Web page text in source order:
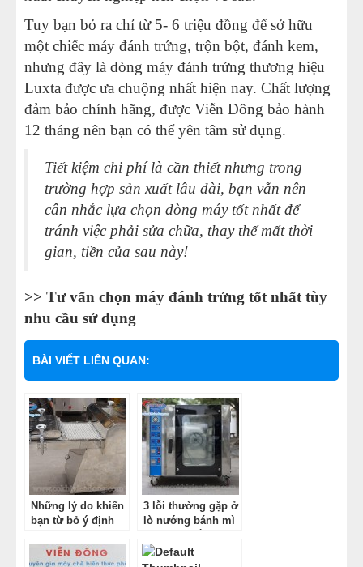
Tuy bạn bỏ ra chỉ từ 5- 6 triệu đồng để sở hữu
một chiếc máy đánh trứng, trộn bột, đánh kem,
nhưng đây là dòng máy đánh trứng thương hiệu
Luxta được ưa chuộng nhất hiện nay. Chất lượng
đảm bảo chính hãng, được Viễn Đông bảo hành
12 tháng nên bạn có thể yên tâm sử dụng.
Tiết kiệm chi phí là cần thiết nhưng trong
trường hợp sản xuất lâu dài, bạn vẫn nên
cân nhắc lựa chọn dòng máy tốt nhất để
tránh việc phải sửa chữa, thay thế mất thời
gian, tiền của sau này!
>> Tư vấn chọn máy đánh trứng tốt nhất tùy
nhu cầu sử dụng
BÀI VIẾT LIÊN QUAN:
Những lý do khiến
bạn từ bỏ ý định
mì cũ
3 lỗi thường gặp ở
lò nướng bánh mì